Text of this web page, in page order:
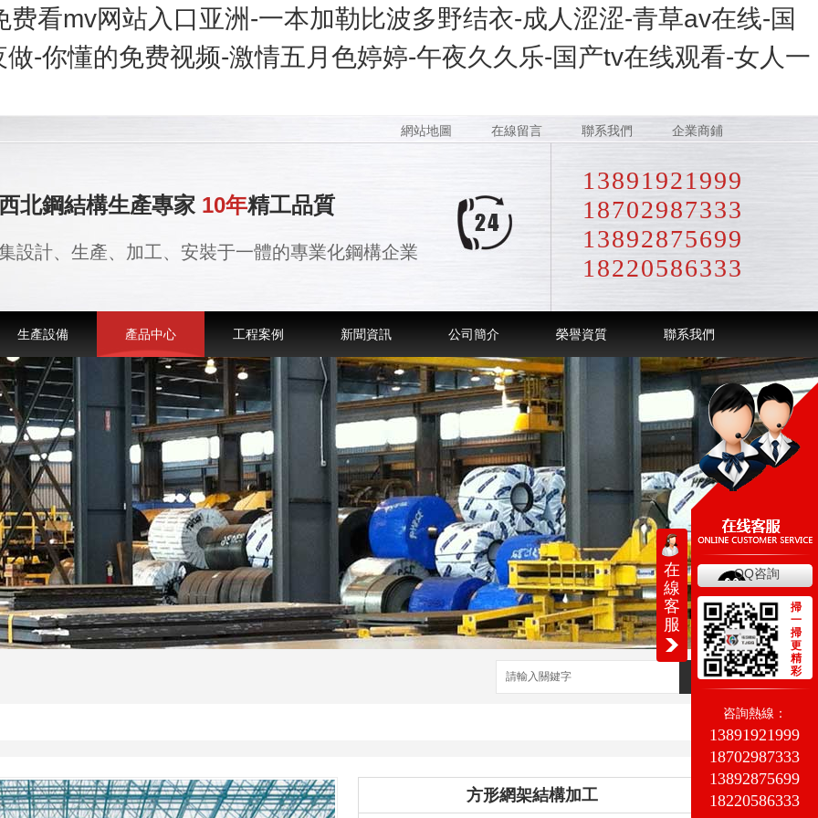
看mv网站入口亚洲-一本加勒比波多野结衣-成人涩涩-青草av在线-国
-你懂的免费视频-激情五月色婷婷-午夜久久乐-国产tv在线观看-女人一
網站地圖 在線留言 聯系我們 企業商鋪
北鋼結構生產專家 10年精工品質
設計、生產、加工、安裝于一體的專業化鋼構企業
13891921999
18702987333
13892875699
18220586333
生產設備 產品中心 工程案例 新聞資訊 公司簡介 榮譽資質 聯系我們
搜索
方形網架結構加工
在
線
客
服
QQ咨詢
掃
一
掃
更
精
彩
咨詢熱線：
13891921999
18702987333
13892875699
18220586333